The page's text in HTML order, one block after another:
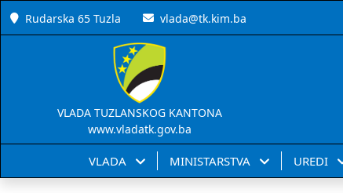
Rudarska 65 Tuzla vlada@tk.kim.ba
VLADA TUZLANSKOG KANTONA
www.vladatk.gov.ba
VLADA MINISTARSTVA UREDI